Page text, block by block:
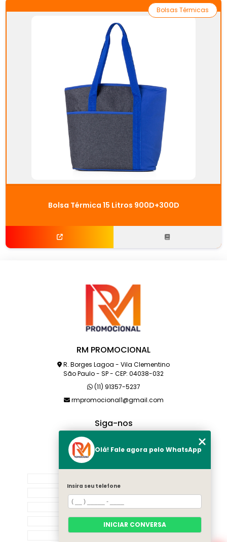
Bolsa Térmica 15 Litros 900D+300D
Bolsas Térmicas
RM PROMOCIONAL
R. Borges Lagoa - Vila Clementino
São Paulo - SP - CEP: 04038-032
(11) 91357-5237
rmpromocional1@gmail.com
Siga-nos
SOBRE NÓS
PRODUTOS
CATEGORIAS
CONTATO
Olá! Fale agora pelo WhatsApp
Insira seu telefone
INICIAR CONVERSA